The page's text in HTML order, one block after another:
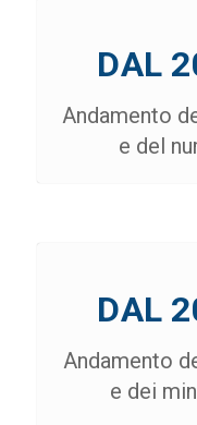
DAL
Andamento
e del
DAL
Andamento
e dei